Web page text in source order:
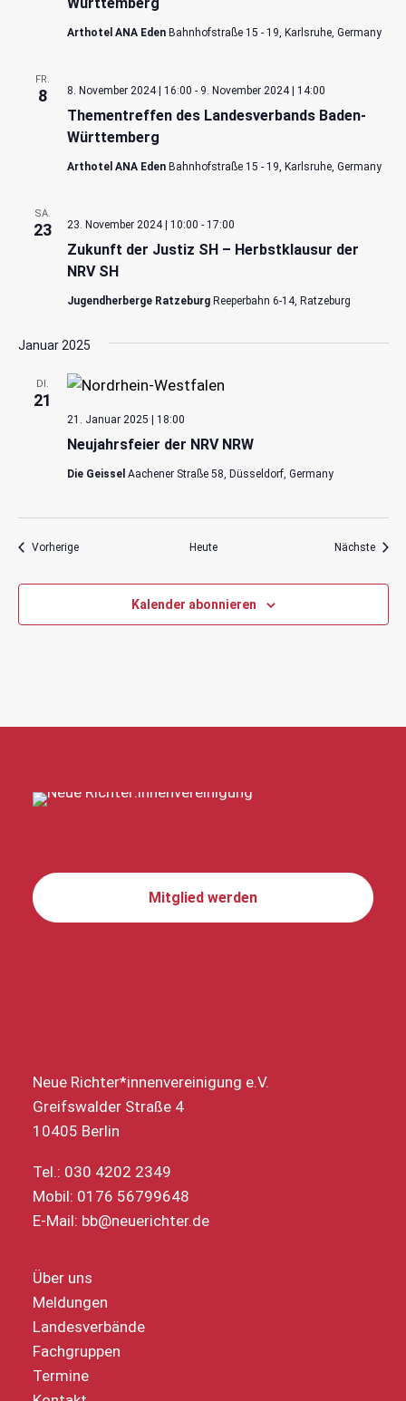
Arthotel ANA Eden Bahnhofstraße 15 - 19, Karlsruhe, Germany
FR.
8
Thementreffen des Landesverbands Baden-
Württemberg
8. November 2024 | 16:00 - 9. November 2024 | 14:00
Arthotel ANA Eden Bahnhofstraße 15 - 19, Karlsruhe, Germany
SA.
23
Zukunft der Justiz SH – Herbstklausur der
NRV SH
23. November 2024 | 10:00 - 17:00
Jugendherberge Ratzeburg Reeperbahn 6-14, Ratzeburg
Januar 2025
DI.
21
Neujahrsfeier der NRV NRW
21. Januar 2025 | 18:00
Die Geissel Aachener Straße 58, Düsseldorf, Germany
VorherigeVeranstaltungen Heute Nächste
Kalender abonnieren
Mitglied werden
Neue Richter*innenvereinigung e.V.
Greifswalder Straße 4
10405 Berlin
Tel.: 030 4202 2349
Mobil: 0176 56799648
E-Mail: bb@neuerichter.de
Über uns
Meldungen
Landesverbände
Fachgruppen
Termine